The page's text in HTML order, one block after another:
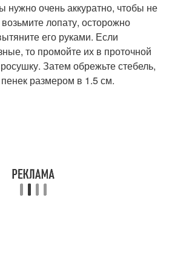
нужно очень аккуратно, чтобы не
лопату, осторожно
его руками. Если
то промойте их в проточной
Затем обрежьте стебель,
размером в 1.5 см.